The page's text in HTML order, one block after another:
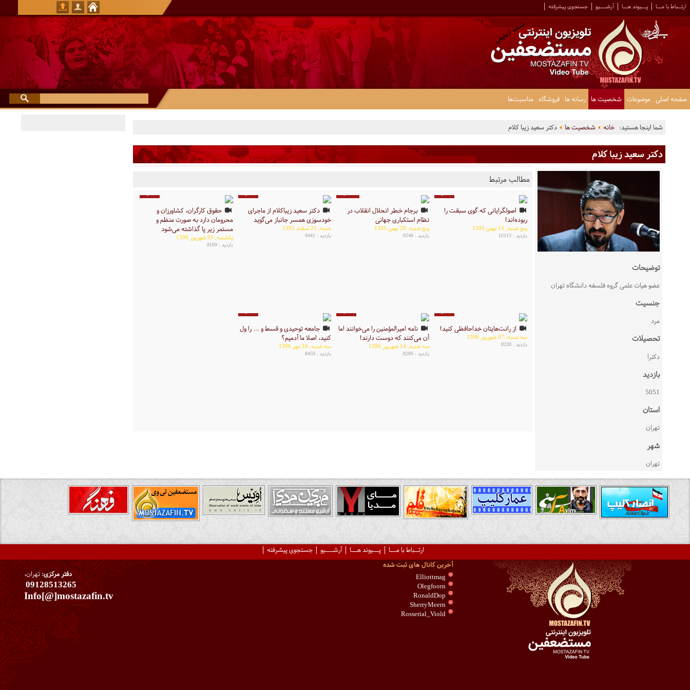
ارتــباط با مـــا پـــیوند هـــا آرشــــیو جستجوی پیشرفته
صفحه اصلی موضوعات شخصیت ها رسانه ها فروشگاه مناسبت‌ها
شما اینجا هستید: خانه شخصیت ها دکتر سعید زیبا کلام
دکتر سعید زیبا کلام
مطالب مرتبط
اصولگرایانی که گوی سبقت را
ربوده‌اند!
پنج شنبه, 14 بهمن 1395
بازدید : 10113
برجام خطر انحلال انقلاب در
نظام استکباری جهانی
پنج شنبه, 28 بهمن 1395
بازدید : 9248
دکتر سعید زیباکلام از ماجرای
خودسوزی همسر جانباز می‌گوید
شنبه, 21 اسفند 1395
بازدید : 9441
حقوق کارگران، کشاورزان و
محرومان دارد به صورت منظم و
مستمر زیر پا گذاشته می‌شود
یکشنبه, 05 شهریور 1396
بازدید : 8169
از رانت‌هایتان خداحافظی کنید!
سه شنبه, 07 شهریور 1396
بازدید : 8230
نامه امیرالمؤمنین را می‌خوانند اما
آن می‌کنند که دوست دارند!
سه شنبه, 14 شهریور 1396
بازدید : 8280
جامعه توحیدی و قسط و ... را ول
کنید، اصلا ما آدمیم؟
سه شنبه, 18 مهر 1396
بازدید : 8459
توضیحات
عضو هیات علمی گروه فلسفه دانشگاه تهران
جنسیت
مرد
تحصیلات
دکترا
بازدید
5051
استان
تهران
شهر
تهران
ارتــباط با مـــا پـــیوند هـــا آرشــــیو جستجوی پیشرفته
دفتر مرکزی:تهران،
09128513265
Info[@]mostazafin.tv
آخرین کانال های ثبت شده
Elliottmag
Olegfoorn
RonaldDop
SherryMeern
Rosserial_Viold